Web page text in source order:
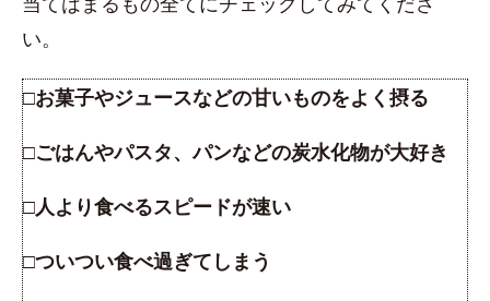
い。
□お菓子やジュースなどの甘いものをよく摂る
□ごはんやパスタ、パンなどの炭水化物が大好き
□人より食べるスピードが速い
□ついつい食べ過ぎてしまう